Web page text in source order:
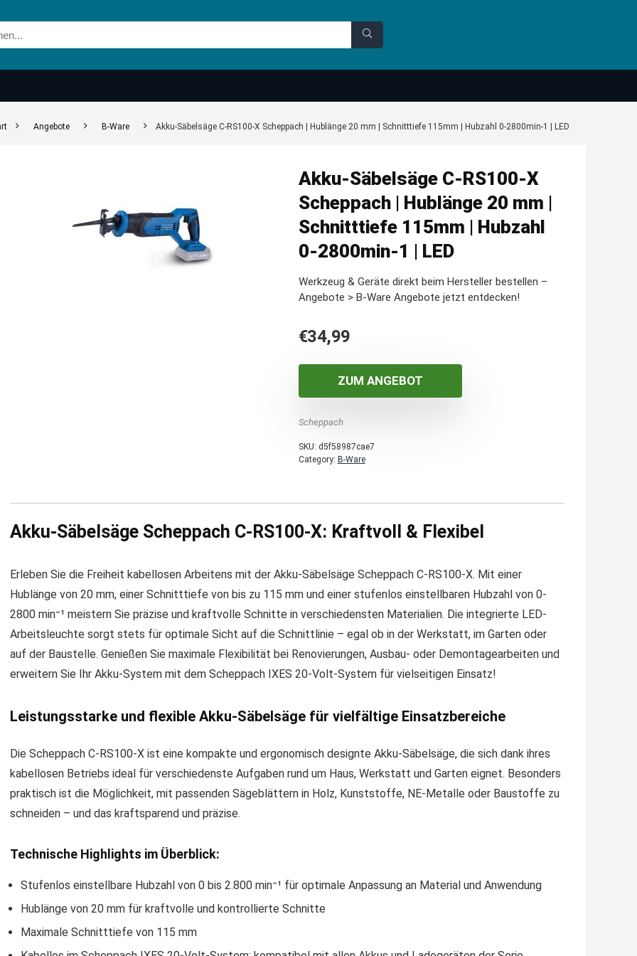
Angebote B-Ware Akku-Säbelsäge C-RS100-X Scheppach | Hublänge 20 mm | Schnitttiefe 115mm | Hubzahl 0-2800min-1 | LED
Akku-Säbelsäge C-RS100-X
Scheppach | Hublänge 20 mm |
Schnitttiefe 115mm | Hubzahl
0-2800min-1 | LED
Werkzeug & Geräte direkt beim Hersteller bestellen –
Angebote > B-Ware Angebote jetzt entdecken!
€34,99
ZUM ANGEBOT
Scheppach
SKU: d5f58987cae7
Category: B-Ware
Akku-Säbelsäge Scheppach C-RS100-X: Kraftvoll & Flexibel
Erleben Sie die Freiheit kabellosen Arbeitens mit der Akku-Säbelsäge Scheppach C-RS100-X. Mit einer
Hublänge von 20 mm, einer Schnitttiefe von bis zu 115 mm und einer stufenlos einstellbaren Hubzahl von 0-
2800 min⁻¹ meistern Sie präzise und kraftvolle Schnitte in verschiedensten Materialien. Die integrierte LED-
Arbeitsleuchte sorgt stets für optimale Sicht auf die Schnittlinie – egal ob in der Werkstatt, im Garten oder
auf der Baustelle. Genießen Sie maximale Flexibilität bei Renovierungen, Ausbau- oder Demontagearbeiten und
erweitern Sie Ihr Akku-System mit dem Scheppach IXES 20-Volt-System für vielseitigen Einsatz!
Leistungsstarke und flexible Akku-Säbelsäge für vielfältige Einsatzbereiche
Die Scheppach C-RS100-X ist eine kompakte und ergonomisch designte Akku-Säbelsäge, die sich dank ihres
kabellosen Betriebs ideal für verschiedenste Aufgaben rund um Haus, Werkstatt und Garten eignet. Besonders
praktisch ist die Möglichkeit, mit passenden Sägeblättern in Holz, Kunststoffe, NE-Metalle oder Baustoffe zu
schneiden – und das kraftsparend und präzise.
Technische Highlights im Überblick:
Stufenlos einstellbare Hubzahl von 0 bis 2.800 min⁻¹ für optimale Anpassung an Material und Anwendung
Hublänge von 20 mm für kraftvolle und kontrollierte Schnitte
Maximale Schnitttiefe von 115 mm